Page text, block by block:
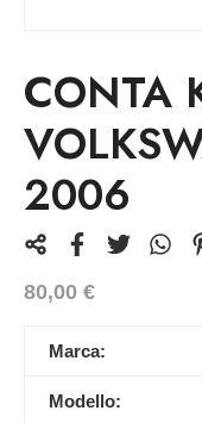
CONTA
2006
80,00 €
Marca:
Modello: